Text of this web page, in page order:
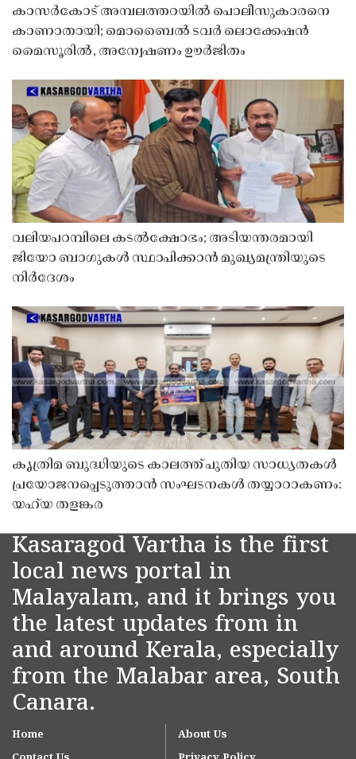
കാസർകോട് അമ്പലത്തറയിൽ പൊലീസുകാരനെ
കാണാതായി; മൊബൈൽ ടവർ ലൊക്കേഷൻ
മൈസൂരിൽ, അന്വേഷണം ഊർജിതം
വലിയപറമ്പിലെ കടൽക്ഷോഭം; അടിയന്തരമായി
ജിയോ ബാഗുകൾ സ്ഥാപിക്കാൻ മുഖ്യമന്ത്രിയുടെ
നിർദേശം
കൃത്രിമ ബുദ്ധിയുടെ കാലത്ത് പുതിയ സാധ്യതകൾ
പ്രയോജനപ്പെടുത്താൻ സംഘടനകൾ തയ്യാറാകണം:
യഹ്‌യ തളങ്കര
Kasaragod Vartha is the first
local news portal in
Malayalam, and it brings you
the latest updates from in
and around Kerala, especially
from the Malabar area, South
Canara.
Home
About Us